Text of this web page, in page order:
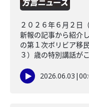
２０２６年６月２日
新報の記事から紹介
の第１次ボリビア移
３）歳の特別講話が
2026.06.03 |